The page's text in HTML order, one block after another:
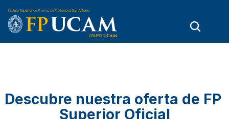
Instituto Superior de Formación Profesional San Antonio
Descubre nuestra oferta de FP
Superior Oficial